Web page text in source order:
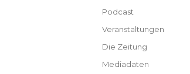
Podcast
Veranstaltungen
Die Zeitung
Mediadaten